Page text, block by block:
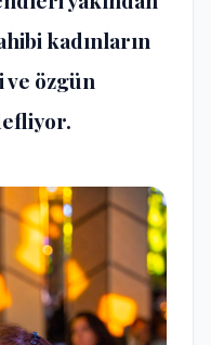
kadınların
özgün